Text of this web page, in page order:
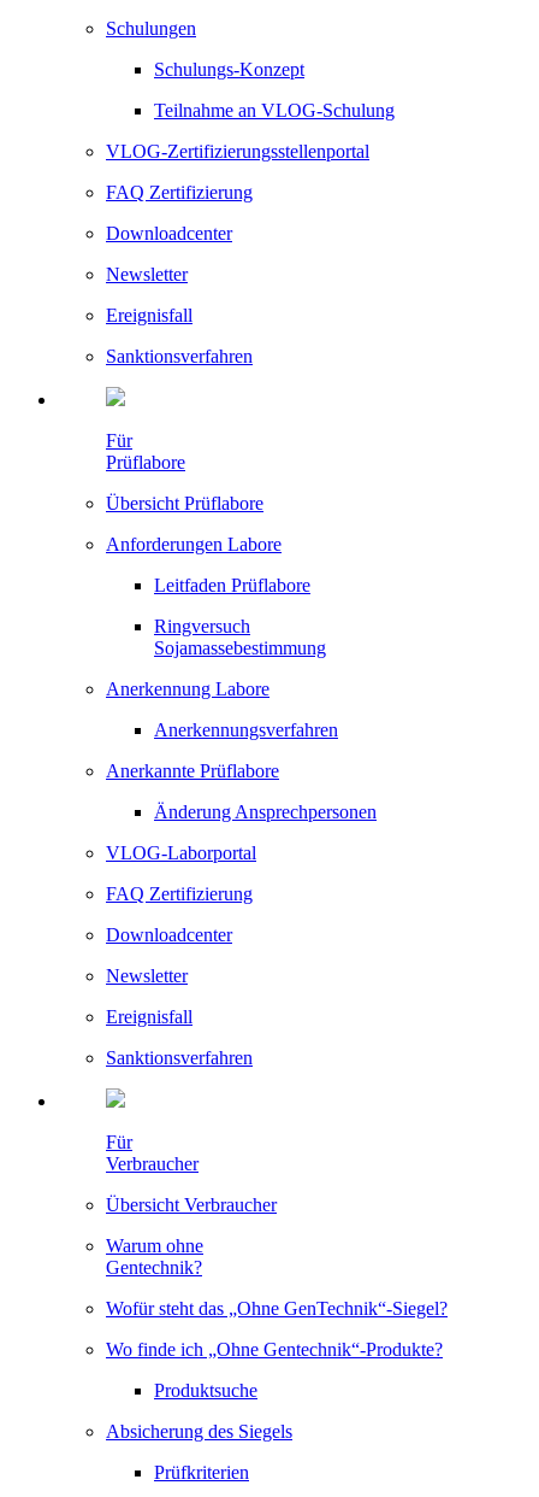
Schulungen
Schulungs-Konzept
Teilnahme an VLOG-Schulung
VLOG-Zertifizierungsstellenportal
FAQ Zertifizierung
Downloadcenter
Newsletter
Ereignisfall
Sanktionsverfahren
Für
Prüflabore
Übersicht Prüflabore
Anforderungen Labore
Leitfaden Prüflabore
Ringversuch
Sojamassebestimmung
Anerkennung Labore
Anerkennungsverfahren
Anerkannte Prüflabore
Änderung Ansprechpersonen
VLOG-Laborportal
FAQ Zertifizierung
Downloadcenter
Newsletter
Ereignisfall
Sanktionsverfahren
Für
Verbraucher
Übersicht Verbraucher
Warum ohne
Gentechnik?
Wofür steht das „Ohne GenTechnik“-Siegel?
Wo finde ich „Ohne Gentechnik“-Produkte?
Produktsuche
Absicherung des Siegels
Prüfkriterien